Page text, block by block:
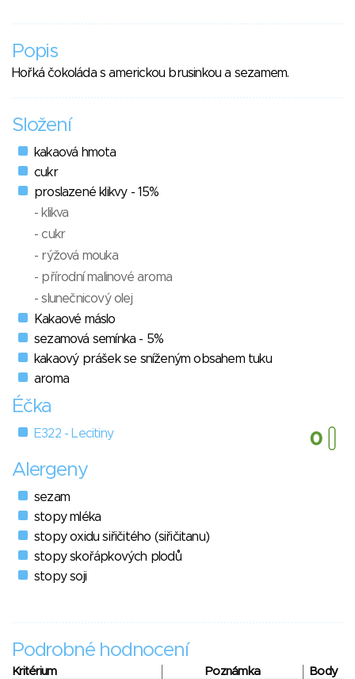
Popis
Hořká čokoláda s americkou brusinkou a sezamem.
Složení
kakaová hmota
cukr
proslazené klikvy - 15%
- klikva
- cukr
- rýžová mouka
- přírodní malinové aroma
- slunečnicový olej
Kakaové máslo
sezamová semínka - 5%
kakaový prášek se sníženým obsahem tuku
aroma
Éčka
E322 - Lecitiny
Alergeny
sezam
stopy mléka
stopy oxidu siřičitého (siřičitanu)
stopy skořápkových plodů
stopy soji
Podrobné hodnocení
Kritérium Poznámka
Body